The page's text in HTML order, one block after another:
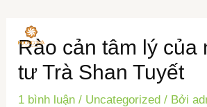
Nhảy
dung
Rào cản tâm lý của
tư Trà Shan Tuyết
1 bình luận / Uncategorized / Bởi
Điều
hướng
bài
viết